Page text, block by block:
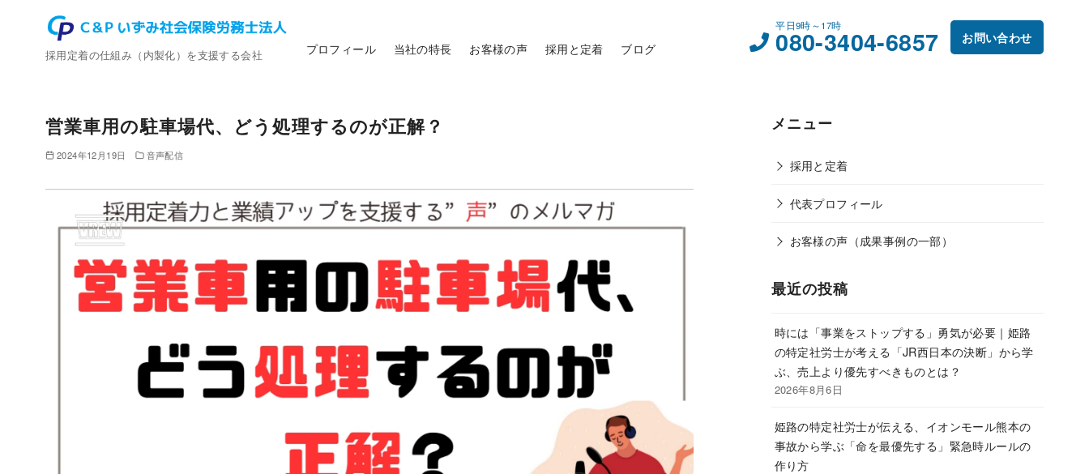
採用定着の仕組み（内製化）を支援する会社 プロフィール 当社の特長 お客様の声 採用と定着 ブログ
平日9時～17時
080-3404-6857 お問い合わせ
営業車用の駐車場代、どう処理するのが正解？
2024年12月19日 音声配信
メニュー
採用と定着
代表プロフィール
お客様の声（成果事例の一部）
最近の投稿
時には「事業をストップする」勇気が必要｜姫路
の特定社労士が考える「JR西日本の決断」から学
ぶ、売上より優先すべきものとは？
2026年8月6日
姫路の特定社労士が伝える、イオンモール熊本の
事故から学ぶ「命を最優先する」緊急時ルールの
作り方